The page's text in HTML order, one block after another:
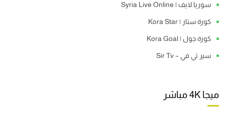
سوريا لايف | Syria Live Online
كورة ستار | Kora Star
كورة جول | Kora Goal
سير تي في – Sir Tv
ميجا 4K مباشر